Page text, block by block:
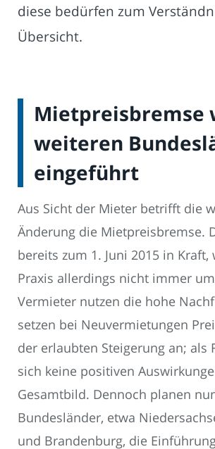
diese bedürfen zum
Übersicht.
Mietpreisbremse
weiteren
eingeführt
Aus Sicht der Mieter betrifft die
Änderung die Mietpreisbremse.
bereits zum 1. Juni 2015 in
Praxis allerdings nicht immer
Vermieter nutzen die hohe
setzen bei Neuvermietungen
der erlaubten Steigerung an; als
sich keine positiven
Gesamtbild. Dennoch planen
Bundesländer, etwa
und Brandenburg, die